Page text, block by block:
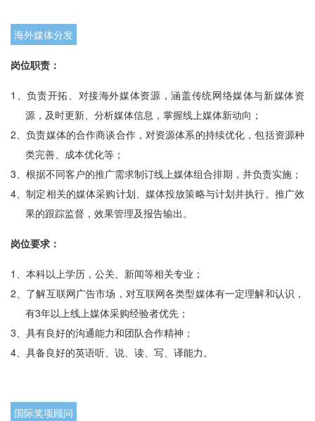
海外媒体分发
岗位职责：
1、负责开拓、对接海外媒体资源，涵盖传统网络媒体与新媒体资
源，及时更新、分析媒体信息，掌握线上媒体新动向；
2、负责媒体的合作商谈合作，对资源体系的持续优化，包括资源种
类完善、成本优化等；
3、 根据不同客户的推广需求制订线上媒体组合排期，并负责实施；
4、制定相关的媒体采购计划、媒体投放策略与计划并执行。推广效
果的跟踪监督，效果管理及报告输出。
岗位要求：
1、 本科以上学历，公关、新闻等相关专业；
2、 了解互联网广告市场，对互联网各类型媒体有一定理解和认识，
有3年以上线上媒体采购经验者优先；
3、 具有良好的沟通能力和团队合作精神；
4、 具备良好的英语听、说、读、写、译能力。
国际奖项顾问